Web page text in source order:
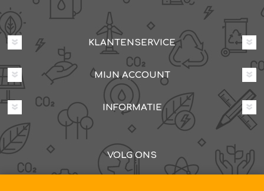
KLANTENSERVICE
MIJN ACCOUNT
INFORMATIE
VOLG ONS